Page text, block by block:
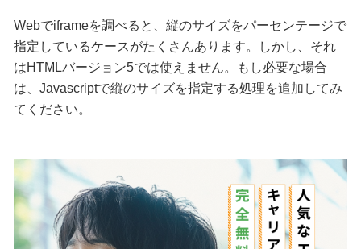
Webでiframeを調べると、縦のサイズをパーセンテージで
指定しているケースがたくさんあります。しかし、それ
はHTMLバージョン5では使えません。もし必要な場合
は、Javascriptで縦のサイズを指定する処理を追加してみ
てください。